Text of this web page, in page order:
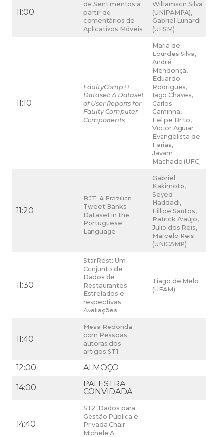
11:00
de Sentimentos a
partir de
comentários de
Aplicativos Móveis
Williamson Silva
(UNIPAMPA),
Gabriel Lunardi
(UFSM)
11:10
FaultyComp++
Dataset: A Dataset
of User Reports for
Faulty Computer
Components
Maria de
Lourdes Silva,
André
Mendonça,
Eduardo
Rodrigues,
Iago Chaves,
Carlos
Caminha,
Felipe Brito,
Victor Aguiar
Evangelista de
Farias,
Javam
Machado (UFC)
11:20
B2T: A Brazilian
Tweet Banks
Dataset in the
Portuguese
Language
Gabriel
Kakimoto,
Seyed
Haddadi,
Fillipe Santos,
Patrick Araújo,
Julio dos Reis,
Marcelo Reis
(UNICAMP)
11:30
StarRest: Um
Conjunto de
Dados de
Restaurantes
Estrelados e
respectivas
Avaliações
Tiago de Melo
(UFAM)
11:40
Mesa Redonda
com Pessoas
autoras dos
artigos ST1
12:00 ALMOÇO
14:00
PALESTRA
CONVIDADA
14:40
ST2: Dados para
Gestão Pública e
Privada Chair:
Michele A.